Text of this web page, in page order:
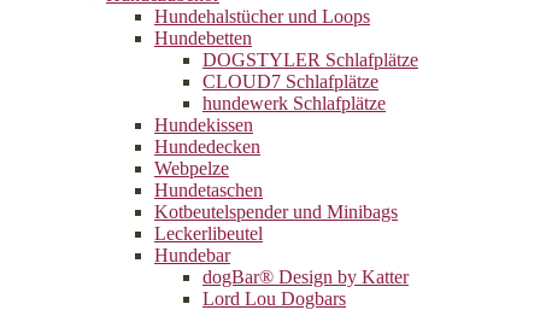
Hundehalstücher und Loops
Hundebetten
DOGSTYLER Schlafplätze
CLOUD7 Schlafplätze
hundewerk Schlafplätze
Hundekissen
Hundedecken
Webpelze
Hundetaschen
Kotbeutelspender und Minibags
Leckerlibeutel
Hundebar
dogBar® Design by Katter
Lord Lou Dogbars